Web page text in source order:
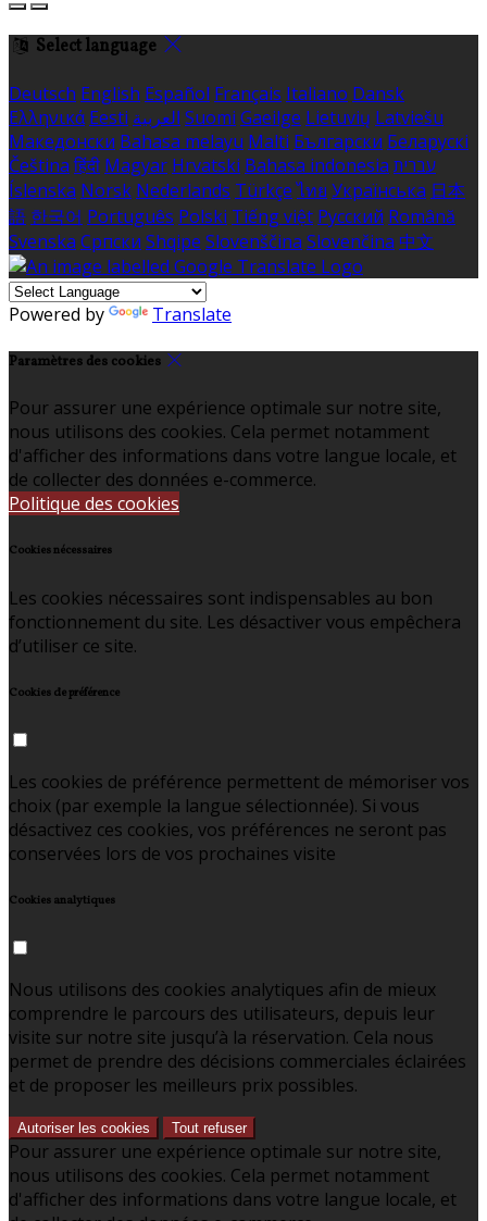
Select language
Deutsch English Español Français Italiano Dansk
Ελληνικά Eesti العربية Suomi Gaeilge Lietuvių Latviešu
Македонски Bahasa melayu Malti Български Беларускі
Čeština हिंदी Magyar Hrvatski Bahasa indonesia עברית
Íslenska Norsk Nederlands Türkçe ไทย Українська 日本
語 한국어 Português Polski Tiếng việt Русский Română
Svenska Српски Shqipe Slovenščina Slovenčina 中文
Powered by Translate
Paramètres des cookies
Pour assurer une expérience optimale sur notre site,
nous utilisons des cookies. Cela permet notamment
d'afficher des informations dans votre langue locale, et
de collecter des données e-commerce.
Politique des cookies
Cookies nécessaires
Les cookies nécessaires sont indispensables au bon
fonctionnement du site. Les désactiver vous empêchera
d’utiliser ce site.
Cookies de préférence
Les cookies de préférence permettent de mémoriser vos
choix (par exemple la langue sélectionnée). Si vous
désactivez ces cookies, vos préférences ne seront pas
conservées lors de vos prochaines visite
Cookies analytiques
Nous utilisons des cookies analytiques afin de mieux
comprendre le parcours des utilisateurs, depuis leur
visite sur notre site jusqu’à la réservation. Cela nous
permet de prendre des décisions commerciales éclairées
et de proposer les meilleurs prix possibles.
Autoriser les cookies Tout refuser
Pour assurer une expérience optimale sur notre site,
nous utilisons des cookies. Cela permet notamment
d'afficher des informations dans votre langue locale, et